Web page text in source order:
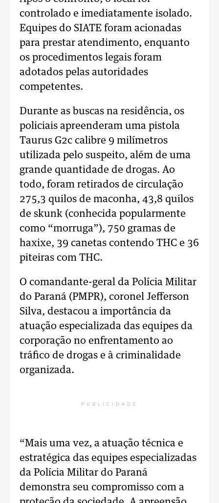
controlado e imediatamente isolado.
Equipes do SIATE foram acionadas
para prestar atendimento, enquanto
os procedimentos legais foram
adotados pelas autoridades
competentes.
Durante as buscas na residência, os
policiais apreenderam uma pistola
Taurus G2c calibre 9 milímetros
utilizada pelo suspeito, além de uma
grande quantidade de drogas. Ao
todo, foram retirados de circulação
275,3 quilos de maconha, 43,8 quilos
de skunk (conhecida popularmente
como “morruga”), 750 gramas de
haxixe, 39 canetas contendo THC e 36
piteiras com THC.
O comandante-geral da Polícia Militar
do Paraná (PMPR), coronel Jefferson
Silva, destacou a importância da
atuação especializada das equipes da
corporação no enfrentamento ao
tráfico de drogas e à criminalidade
organizada.
PUBLICIDADE
“Mais uma vez, a atuação técnica e
estratégica das equipes especializadas
da Polícia Militar do Paraná
demonstra seu compromisso com a